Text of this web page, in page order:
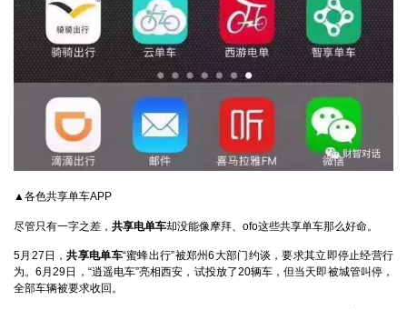
▲各色共享单车APP
尽管只有一字之差， 共享电单车却没能像摩拜、ofo这些共享单车那么好命。
5月27日，共享电单车“蜜蜂出行”被郑州6大部门约谈，要求其立即停止经营行
为。6月29日，“逍遥电车”亮相西安，试投放了20辆车，但当天即被城管叫停，
全部车辆被要求收回。